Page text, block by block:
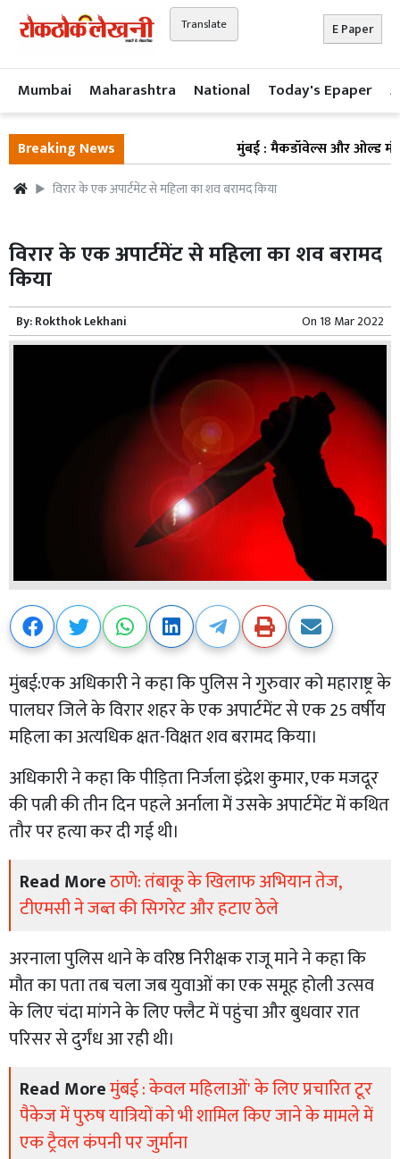
Translate E Paper
Mumbai Maharashtra National Today's Epaper
Breaking News मुंबई : मैकडॉवेल्स और ओल्ड मंक
विरार के एक अपार्टमेंट से महिला का शव बरामद किया
विरार के एक अपार्टमेंट से महिला का शव बरामद
किया
By:Rokthok Lekhani On 18 Mar 2022
मुंबई:एक अधिकारी ने कहा कि पुलिस ने गुरुवार को महाराष्ट्र के
पालघर जिले के विरार शहर के एक अपार्टमेंट से एक 25 वर्षीय
महिला का अत्यधिक क्षत-विक्षत शव बरामद किया।
अधिकारी ने कहा कि पीड़िता निर्जला इंद्रेश कुमार, एक मजदूर
की पत्नी की तीन दिन पहले अर्नाला में उसके अपार्टमेंट में कथित
तौर पर हत्या कर दी गई थी।
Read Moreठाणे: तंबाकू के खिलाफ अभियान तेज,
टीएमसी ने जब्त की सिगरेट और हटाए ठेले
अरनाला पुलिस थाने के वरिष्ठ निरीक्षक राजू माने ने कहा कि
मौत का पता तब चला जब युवाओं का एक समूह होली उत्सव
के लिए चंदा मांगने के लिए फ्लैट में पहुंचा और बुधवार रात
परिसर से दुर्गंध आ रही थी।
Read Moreमुंबई : केवल महिलाओं' के लिए प्रचारित टूर
पैकेज में पुरुष यात्रियों को भी शामिल किए जाने के मामले में
एक ट्रैवल कंपनी पर जुर्माना